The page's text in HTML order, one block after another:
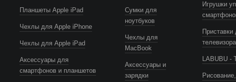
Планшеты Apple iPad
Чехлы для Apple iPhone
Чехлы для Apple iPad
Аксессуары для
смартфонов и планшетов
Сумки для
ноутбуков
Чехлы для
MacBook
Аксессуары и
зарядки
Игрушки
Приставки
телевизора
LABUBU -